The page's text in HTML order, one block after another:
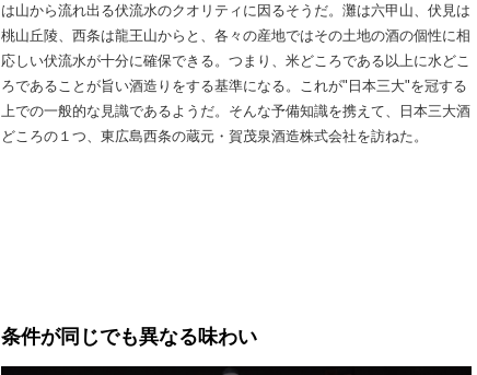
は山から流れ出る伏流水のクオリティに因るそうだ。灘は六甲山、伏見は
桃山丘陵、西条は龍王山からと、各々の産地ではその土地の酒の個性に相
応しい伏流水が十分に確保できる。つまり、米どころである以上に水どこ
ろであることが旨い酒造りをする基準になる。これが"日本三大"を冠する
上での一般的な見識であるようだ。そんな予備知識を携えて、日本三大酒
どころの１つ、東広島西条の蔵元・賀茂泉酒造株式会社を訪ねた。
条件が同じでも異なる味わい